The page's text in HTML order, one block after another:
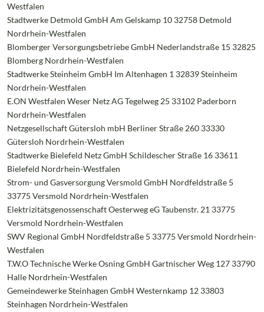
Westfalen
Stadtwerke Detmold GmbH Am Gelskamp 10 32758 Detmold
Nordrhein-Westfalen
Blomberger Versorgungsbetriebe GmbH Nederlandstraße 15 32825
Blomberg Nordrhein-Westfalen
Stadtwerke Steinheim GmbH Im Altenhagen 1 32839 Steinheim
Nordrhein-Westfalen
E.ON Westfalen Weser Netz AG Tegelweg 25 33102 Paderborn
Nordrhein-Westfalen
Netzgesellschaft Gütersloh mbH Berliner Straße 260 33330
Gütersloh Nordrhein-Westfalen
Stadtwerke Bielefeld Netz GmbH Schildescher Straße 16 33611
Bielefeld Nordrhein-Westfalen
Strom- und Gasversorgung Versmold GmbH Nordfeldstraße 5
33775 Versmold Nordrhein-Westfalen
Elektrizitätsgenossenschaft Oesterweg eG Taubenstr. 21 33775
Versmold Nordrhein-Westfalen
SWV Regional GmbH Nordfeldstraße 5 33775 Versmold Nordrhein-
Westfalen
T.W.O Technische Werke Osning GmbH Gartnischer Weg 127 33790
Halle Nordrhein-Westfalen
Gemeindewerke Steinhagen GmbH Westernkamp 12 33803
Steinhagen Nordrhein-Westfalen